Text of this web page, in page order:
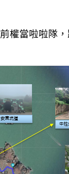
權當啦啦隊